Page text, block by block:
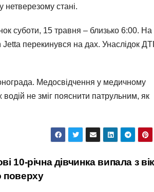
стані.
суботи, 15 травня – близько 6:00. На
Jetta перекинувся на дах. Унаслідок
Медосвідчення у медичному
не зміг пояснити патрульним, як
10-річна дівчинка випала з
поверху